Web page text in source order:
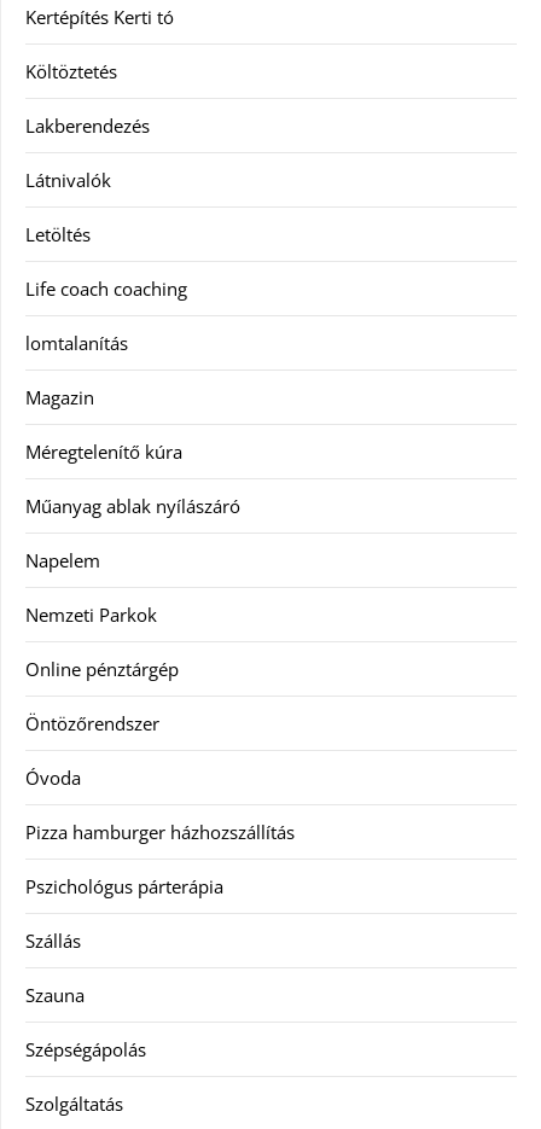
Kertépítés Kerti tó
Költöztetés
Lakberendezés
Látnivalók
Letöltés
Life coach coaching
lomtalanítás
Magazin
Méregtelenítő kúra
Műanyag ablak nyílászáró
Napelem
Nemzeti Parkok
Online pénztárgép
Öntözőrendszer
Óvoda
Pizza hamburger házhozszállítás
Pszichológus párterápia
Szállás
Szauna
Szépségápolás
Szolgáltatás